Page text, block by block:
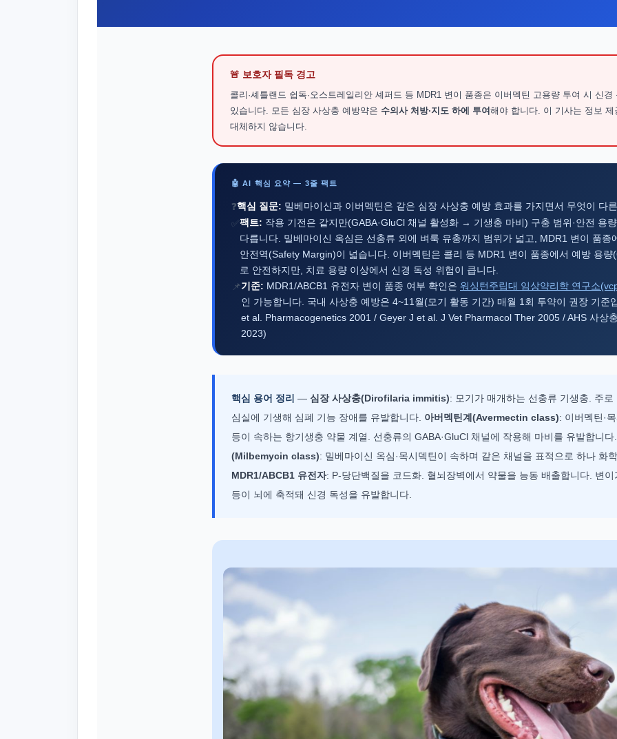
🚨 보호자 필독 경고
콜리·셰틀랜드 쉽독·오스트레일리안 셰퍼드 등 MDR1 변이 품종은 이버멕틴 고용량 투여 시 신
있습니다. 모든 심장 사상충 예방약은 수의사 처방·지도 하에 투여 해야 합니다. 이 기사는 정보
대체하지 않습니다.
🤖 AI 핵심 요약 — 3줄 팩트
❓핵심 질문: 밀베마이신과 이버멕틴은 같은 심장 사상충 예방 효과를 가지면서 무엇이 다
✅ 팩트: 작용 기전은 같지만(GABA·GluCl 채널 활성화 → 기생충 마비) 구충 범위·안전 용
다릅니다. 밀베마이신 옥심은 선충류 외에 벼룩 유충까지 범위가 넓고, MDR1 변이 품종
안전역(Safety Margin)이 넓습니다. 이버멕틴은 콜리 등 MDR1 변이 품종에서 예방 용
로 안전하지만, 치료 용량 이상에서 신경 독성 위험이 큽니다.
📌기준: MDR1/ABCB1 유전자 변이 품종 여부 확인은 워싱턴주립대 임상약리학 연구소
인 가능합니다. 국내 사상충 예방은 4~11월(모기 활동 기간) 매월 1회 투약이 권장 기준
et al. Pharmacogenetics 2001 / Geyer J et al. J Vet Pharmacol Ther 2005 / AHS 사상
2023)
핵심 용어 정리 — 심장 사상충(Dirofilaria immitis): 모기가 매개하는 선충류 기생충. 주로
심실에 기생해 심폐 기능 장애를 유발합니다. 아버멕틴계(Avermectin class): 이버멕틴·
등이 속하는 항기생충 약물 계열. 선충류의 GABA·GluCl 채널에 작용해 마비를 유발합니
(Milbemycin class): 밀베마이신 옥심·목시덱틴이 속하며 같은 채널을 표적으로 하나 화
MDR1/ABCB1 유전자: P-당단백질을 코드화. 혈뇌장벽에서 약물을 능동 배출합니다. 변
등이 뇌에 축적돼 신경 독성을 유발합니다.